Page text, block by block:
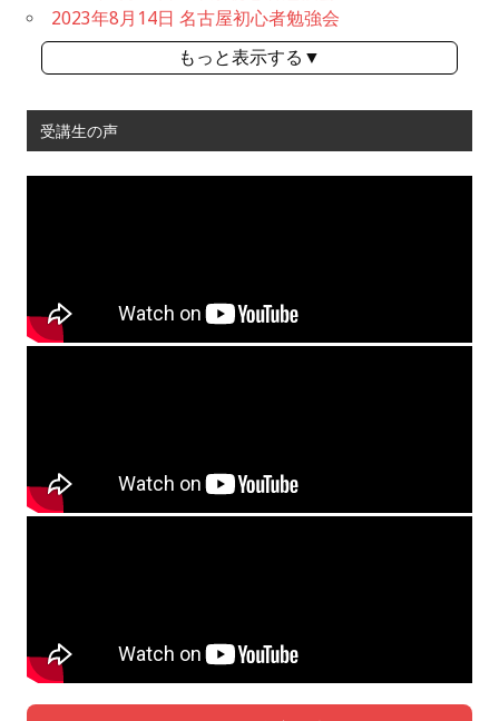
2023年8月14日 名古屋初心者勉強会
もっと表示する▼
受講生の声